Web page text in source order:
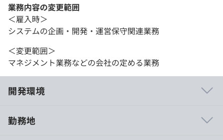
業務内容の変更範囲
＜雇入時＞
システムの企画・開発・運営保守関連業務
＜変更範囲＞
マネジメント業務などの会社の定める業務
開発環境
勤務地